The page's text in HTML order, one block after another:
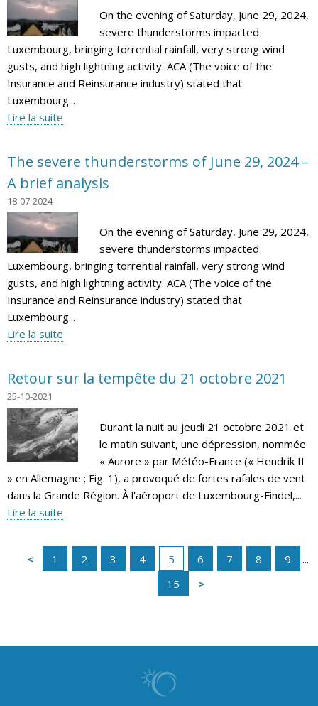
On the evening of Saturday, June 29, 2024,
severe thunderstorms impacted
Luxembourg, bringing torrential rainfall, very strong wind
gusts, and high lightning activity. ACA (The voice of the
Insurance and Reinsurance industry) stated that
Luxembourg...
Lire la suite
The severe thunderstorms of June 29, 2024 –
A brief analysis
18-07-2024
On the evening of Saturday, June 29, 2024,
severe thunderstorms impacted
Luxembourg, bringing torrential rainfall, very strong wind
gusts, and high lightning activity. ACA (The voice of the
Insurance and Reinsurance industry) stated that
Luxembourg...
Lire la suite
Retour sur la tempête du 21 octobre 2021
25-10-2021
Durant la nuit au jeudi 21 octobre 2021 et
le matin suivant, une dépression, nommée
« Aurore » par Météo-France (« Hendrik II
» en Allemagne ; Fig. 1), a provoqué de fortes rafales de vent
dans la Grande Région. À l'aéroport de Luxembourg-Findel,...
Lire la suite
1 2 3 4 5 6 7 8 9
...
15